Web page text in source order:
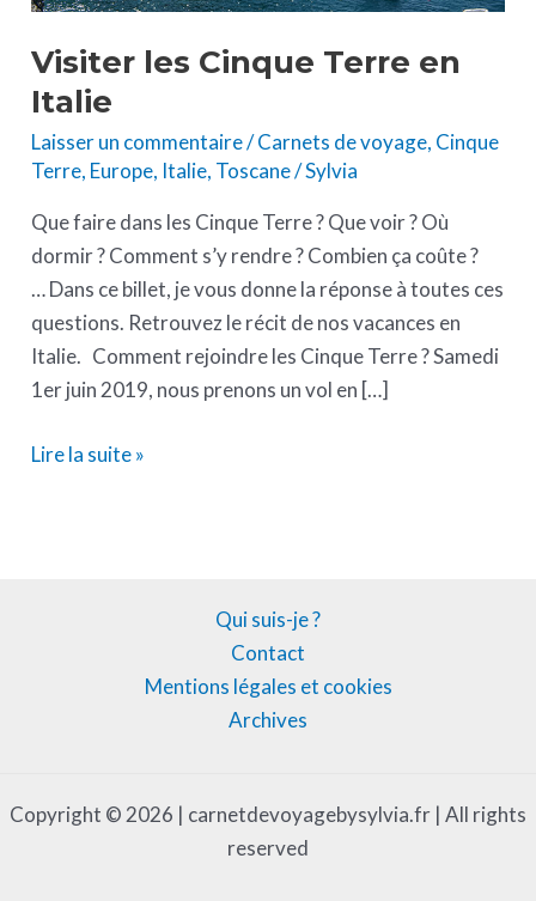
Visiter les Cinque Terre en
Italie
Laisser un commentaire/Carnets de voyage, Cinque
Terre, Europe, Italie, Toscane/Sylvia
Que faire dans les Cinque Terre ? Que voir ? Où
dormir ? Comment s’y rendre ? Combien ça coûte ?
… Dans ce billet, je vous donne la réponse à toutes ces
questions. Retrouvez le récit de nos vacances en
Italie. Comment rejoindre les Cinque Terre ? Samedi
1er juin 2019, nous prenons un vol en […]
Lire la suite »
Qui suis-je ?
Contact
Mentions légales et cookies
Archives
Copyright © 2026 | carnetdevoyagebysylvia.fr | All rights
reserved